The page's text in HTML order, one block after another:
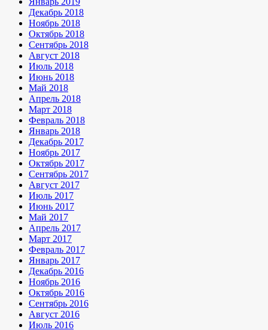
Декабрь 2018
Ноябрь 2018
Октябрь 2018
Сентябрь 2018
Август 2018
Июль 2018
Июнь 2018
Май 2018
Апрель 2018
Март 2018
Февраль 2018
Январь 2018
Декабрь 2017
Ноябрь 2017
Октябрь 2017
Сентябрь 2017
Август 2017
Июль 2017
Июнь 2017
Май 2017
Апрель 2017
Март 2017
Февраль 2017
Январь 2017
Декабрь 2016
Ноябрь 2016
Октябрь 2016
Сентябрь 2016
Август 2016
Июль 2016